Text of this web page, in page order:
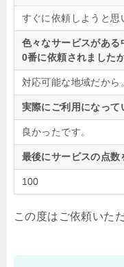
すぐに依頼しようと思
色々なサービスがあ
0番に依頼されました
対応可能な地域だから。
実際にご利用になって
良かったです。
最後にサービスの点数
100
この度はご依頼いた